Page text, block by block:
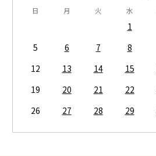
日 月 火 水
1
5
6 7 8
12
13 14 15
19
20 21 22
26
27 28 29